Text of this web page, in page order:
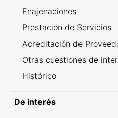
Enajenaciones
Prestación de Servicios
Acreditación de
Otras cuestiones de
Histórico
De interés